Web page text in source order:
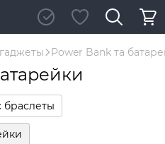
Power Bank та
браслеты